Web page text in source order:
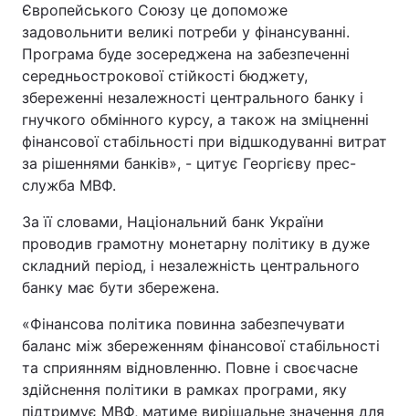
Європейського Союзу це допоможе
задовольнити великі потреби у фінансуванні.
Програма буде зосереджена на забезпеченні
середньострокової стійкості бюджету,
збереженні незалежності центрального банку і
гнучкого обмінного курсу, а також на зміцненні
фінансової стабільності при відшкодуванні витрат
за рішеннями банків», - цитує Георгієву прес-
служба МВФ.
За її словами, Національний банк України
проводив грамотну монетарну політику в дуже
складний період, і незалежність центрального
банку має бути збережена.
«Фінансова політика повинна забезпечувати
баланс між збереженням фінансової стабільності
та сприянням відновленню. Повне і своєчасне
здійснення політики в рамках програми, яку
підтримує МВФ, матиме вирішальне значення для